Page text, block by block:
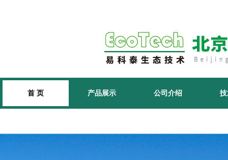
首 页 产品展示 公司介绍